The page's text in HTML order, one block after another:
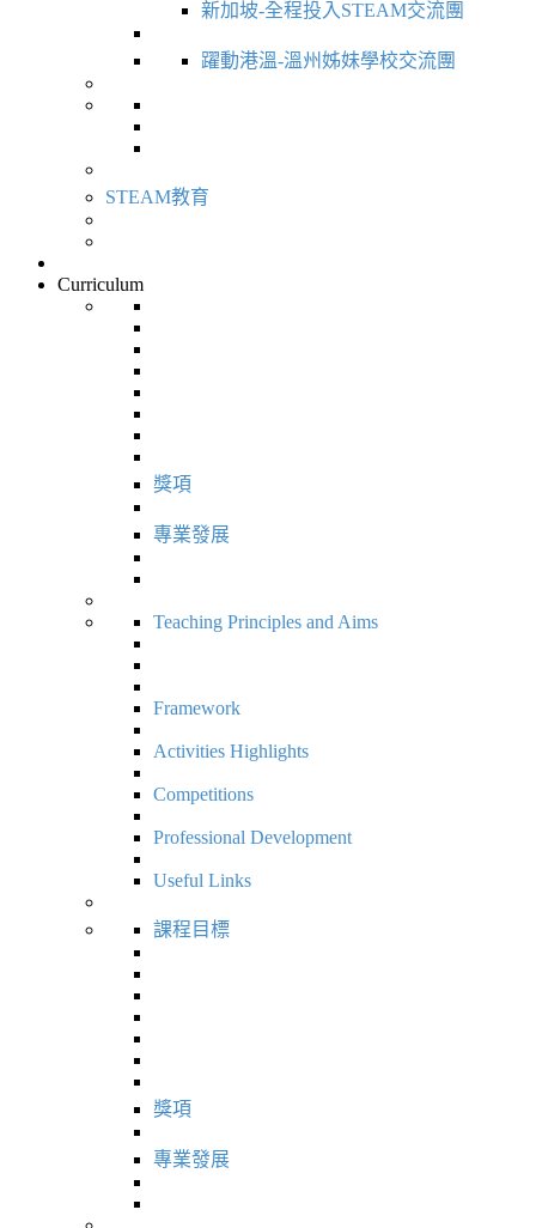
新加坡-全程投入STEAM交流團
躍動港溫-溫州姊妹學校交流團
STEAM教育
Curriculum
獎項
專業發展
Teaching Principles and Aims
Framework
Activities Highlights
Competitions
Professional Development
Useful Links
課程目標
獎項
專業發展